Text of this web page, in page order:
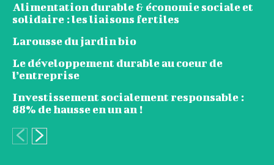
Alimentation durable & économie sociale et
solidaire : les liaisons fertiles
Larousse du jardin bio
Le développement durable au coeur de
l’entreprise
Investissement socialement responsable :
88% de hausse en un an !